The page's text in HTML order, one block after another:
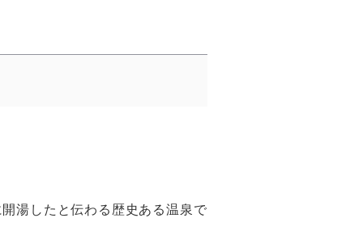
湯したと伝わる歴史ある温泉で